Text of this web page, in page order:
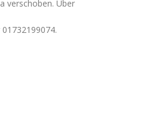
verschoben. Über